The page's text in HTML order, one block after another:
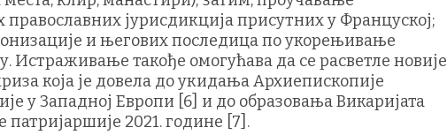
јурисдикција присутних у Француској;
и његових последица по укорењивање
такође омогућава да се расветле новије
која је довела до укидања Архиепископије
у Западној Европи [6] и до образовања Викаријата
2021. године [7].